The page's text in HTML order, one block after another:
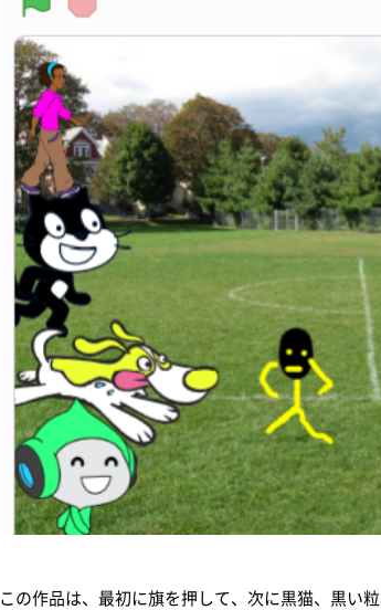
この作品は、最初に旗を押して、次に黒猫、黒い